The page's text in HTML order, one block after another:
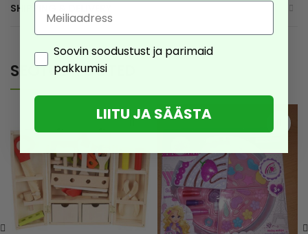
SHIPPING & DELIVERY
SEOTUD TOOTED
Email
Consent
Soovin soodustust ja parimaid
pakkumisi
LIITU JA SÄÄSTA